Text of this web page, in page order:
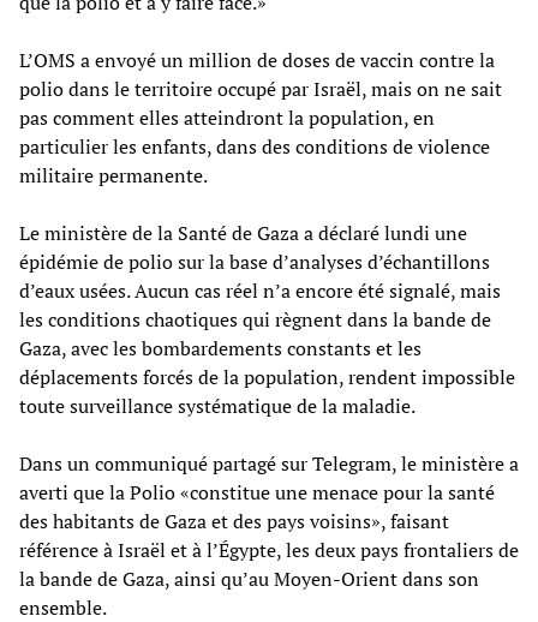
L’OMS a envoyé un million de doses de vaccin contre la
polio dans le territoire occupé par Israël, mais on ne sait
pas comment elles atteindront la population, en
particulier les enfants, dans des conditions de violence
militaire permanente.
Le ministère de la Santé de Gaza a déclaré lundi une
épidémie de polio sur la base d’analyses d’échantillons
d’eaux usées. Aucun cas réel n’a encore été signalé, mais
les conditions chaotiques qui règnent dans la bande de
Gaza, avec les bombardements constants et les
déplacements forcés de la population, rendent impossible
toute surveillance systématique de la maladie.
Dans un communiqué partagé sur Telegram, le ministère a
averti que la Polio «constitue une menace pour la santé
des habitants de Gaza et des pays voisins», faisant
référence à Israël et à l’Égypte, les deux pays frontaliers de
la bande de Gaza, ainsi qu’au Moyen-Orient dans son
ensemble.